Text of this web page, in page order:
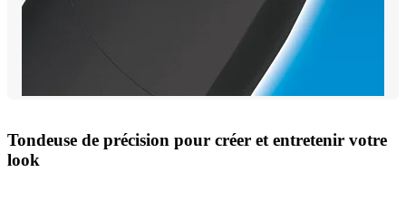
Tondeuse de précision pour créer et entretenir votre
look